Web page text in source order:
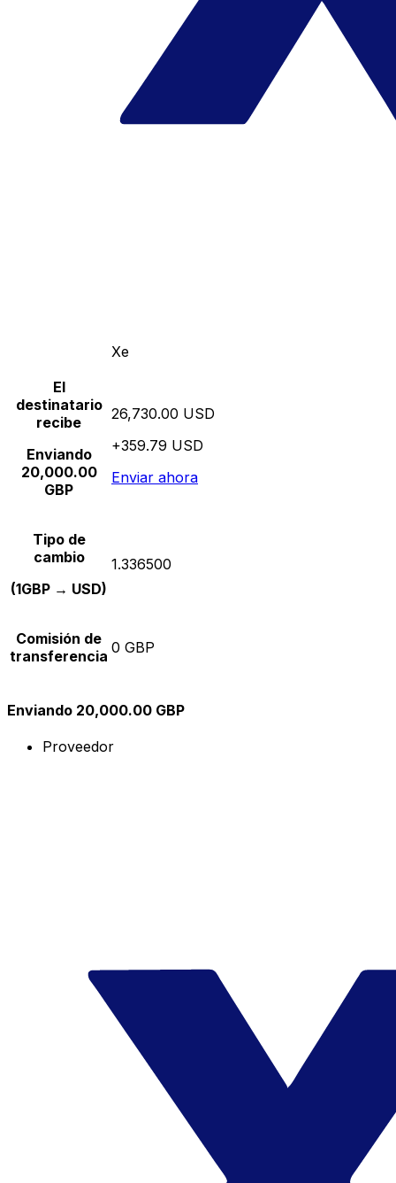
Xe
El
destinatario
recibe
Enviando
20,000.00
GBP
26,730.00 USD
+359.79 USD
Enviar ahora
Tipo de
cambio
(1GBP → USD)
1.336500
Comisión de
transferencia 0 GBP
Enviando 20,000.00 GBP
Proveedor